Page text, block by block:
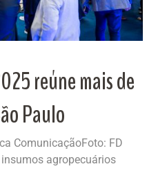
reúne mais de
Paulo
ComunicaçãoFoto: FD
agropecuários